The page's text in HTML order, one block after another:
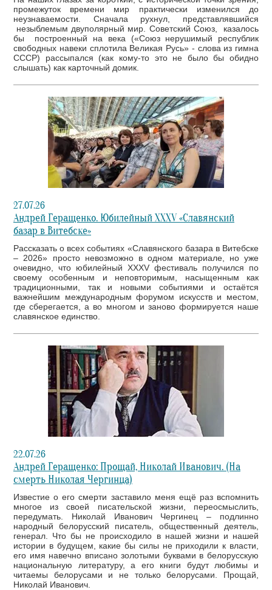
промежуток времени мир практически изменился до
неузнаваемости. Сначала рухнул, представлявшийся
незыблемым двуполярный мир. Советский Союз, казалось
бы построенный на века («Союз нерушимый республик
свободных навеки сплотила Великая Русь» - слова из гимна
СССР) рассыпался (как кому-то это не было бы обидно
слышать) как карточный домик.
27.07.26
Андрей Геращенко. Юбилейный XXXV «Славянский
базар в Витебске»
Рассказать о всех событиях «Славянского базара в Витебске
– 2026» просто невозможно в одном материале, но уже
очевидно, что юбилейный XXXV фестиваль получился по
своему особенным и неповторимым, насыщенным как
традиционными, так и новыми событиями и остаётся
важнейшим международным форумом искусств и местом,
где сберегается, а во многом и заново формируется наше
славянское единство.
22.07.26
Андрей Геращенко: Прощай, Николай Иванович. (На
смерть Николая Чергинца)
Известие о его смерти заставило меня ещё раз вспомнить
многое из своей писательской жизни, переосмыслить,
передумать. Николай Иванович Чергинец – подлинно
народный белорусский писатель, общественный деятель,
генерал. Что бы не происходило в нашей жизни и нашей
истории в будущем, какие бы силы не приходили к власти,
его имя навечно вписано золотыми буквами в белорусскую
национальную литературу, а его книги будут любимы и
читаемы белорусами и не только белорусами. Прощай,
Николай Иванович.